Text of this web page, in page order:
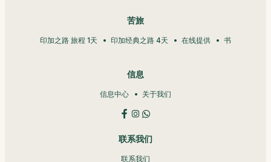
苦旅
印加之路 旅程 1天 印加经典之路 4天 在线提供 书
信息
信息中心 关于我们
联系我们
联系我们